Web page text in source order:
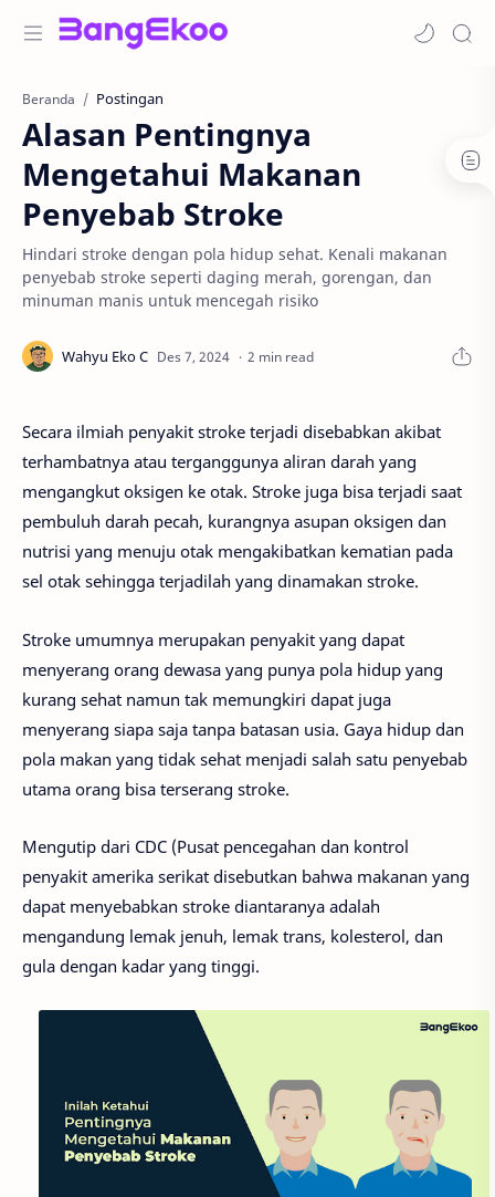
Beranda Postingan
Alasan Pentingnya
Mengetahui Makanan
Penyebab Stroke
Hindari stroke dengan pola hidup sehat. Kenali makanan
penyebab stroke seperti daging merah, gorengan, dan
minuman manis untuk mencegah risiko
2 min read
Secara ilmiah penyakit stroke terjadi disebabkan akibat
terhambatnya atau terganggunya aliran darah yang
mengangkut oksigen ke otak. Stroke juga bisa terjadi saat
pembuluh darah pecah, kurangnya asupan oksigen dan
nutrisi yang menuju otak mengakibatkan kematian pada
sel otak sehingga terjadilah yang dinamakan stroke.
Stroke umumnya merupakan penyakit yang dapat
menyerang orang dewasa yang punya pola hidup yang
kurang sehat namun tak memungkiri dapat juga
menyerang siapa saja tanpa batasan usia. Gaya hidup dan
pola makan yang tidak sehat menjadi salah satu penyebab
utama orang bisa terserang stroke.
Mengutip dari CDC (Pusat pencegahan dan kontrol
penyakit amerika serikat disebutkan bahwa makanan yang
dapat menyebabkan stroke diantaranya adalah
mengandung lemak jenuh, lemak trans, kolesterol, dan
gula dengan kadar yang tinggi.